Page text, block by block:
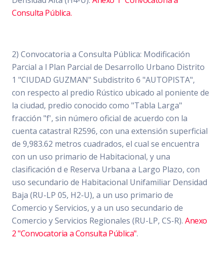
Consulta Pública.
2) Convocatoria a Consulta Pública: Modificación
Parcial a l Plan Parcial de Desarrollo Urbano Distrito
1 "CIUDAD GUZMAN" Subdistrito 6 "AUTOPISTA",
con respecto al predio Rústico ubicado al poniente de
la ciudad, predio conocido como "Tabla Larga"
fracción "f', sin número oficial de acuerdo con la
cuenta catastral R2596, con una extensión superficial
de 9,983.62 metros cuadrados, el cual se encuentra
con un uso primario de Habitacional, y una
clasificación d e Reserva Urbana a Largo Plazo, con
uso secundario de Habitacional Unifamiliar Densidad
Baja (RU-LP 05, H2-U), a un uso primario de
Comercio y Servicios, y a un uso secundario de
Comercio y Servicios Regionales (RU-LP, CS-R). Anexo
2 "Convocatoria a Consulta Pública".